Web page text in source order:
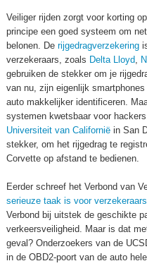
Veiliger rijden zorgt voor korting
principe een goed systeem om
belonen. De rijgedragverzekering
verzekeraars, zoals Delta Lloyd,
gebruiken de stekker om je
van nu, zijn eigenlijk
auto makkelijker identificeren.
systemen kwetsbaar voor
Universiteit van Californië in San
stekker, om het rijgedrag te
Corvette op afstand te bedienen.
Eerder schreef het Verbond van
serieuze taak is voor verzekeraars
Verbond bij uitstek de geschikte
verkeersveiligheid. Maar is dat
geval? Onderzoekers van de
in de OBD2-poort van de auto